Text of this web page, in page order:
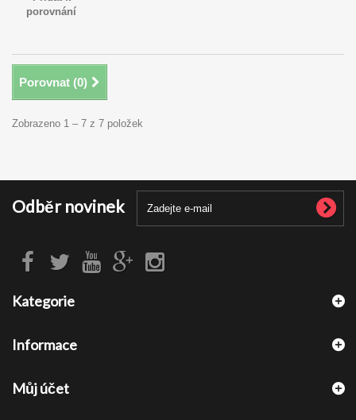
porovnání
Porovnat (0)
Zobrazeno 1 – 7 z 7 položek
Odběr novinek
Kategorie
Informace
Můj účet